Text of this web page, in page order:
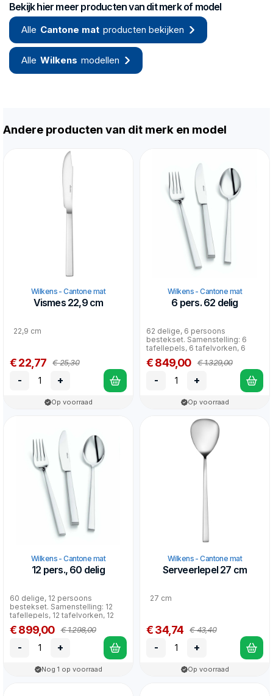
Bekijk hier meer producten van dit merk of model
Alle Cantone mat producten bekijken
Alle Wilkens modellen
Andere producten van dit merk en model
Wilkens - Cantone mat
Vismes 22,9 cm
22,9 cm
€ 22,77 € 25,30
- +
Op voorraad
Wilkens - Cantone mat
6 pers. 62 delig
62 delige, 6 persoons
bestekset. Samenstelling: 6
tafellepels, 6 tafelvorken, 6
€ 849,00 € 1.329,00
- +
Op voorraad
Wilkens - Cantone mat
12 pers., 60 delig
60 delige, 12 persoons
bestekset. Samenstelling: 12
tafellepels, 12 tafelvorken, 12
€ 899,00 € 1.298,00
- +
Nog 1 op voorraad
Wilkens - Cantone mat
Serveerlepel 27 cm
27 cm
€ 34,74 € 43,40
- +
Op voorraad